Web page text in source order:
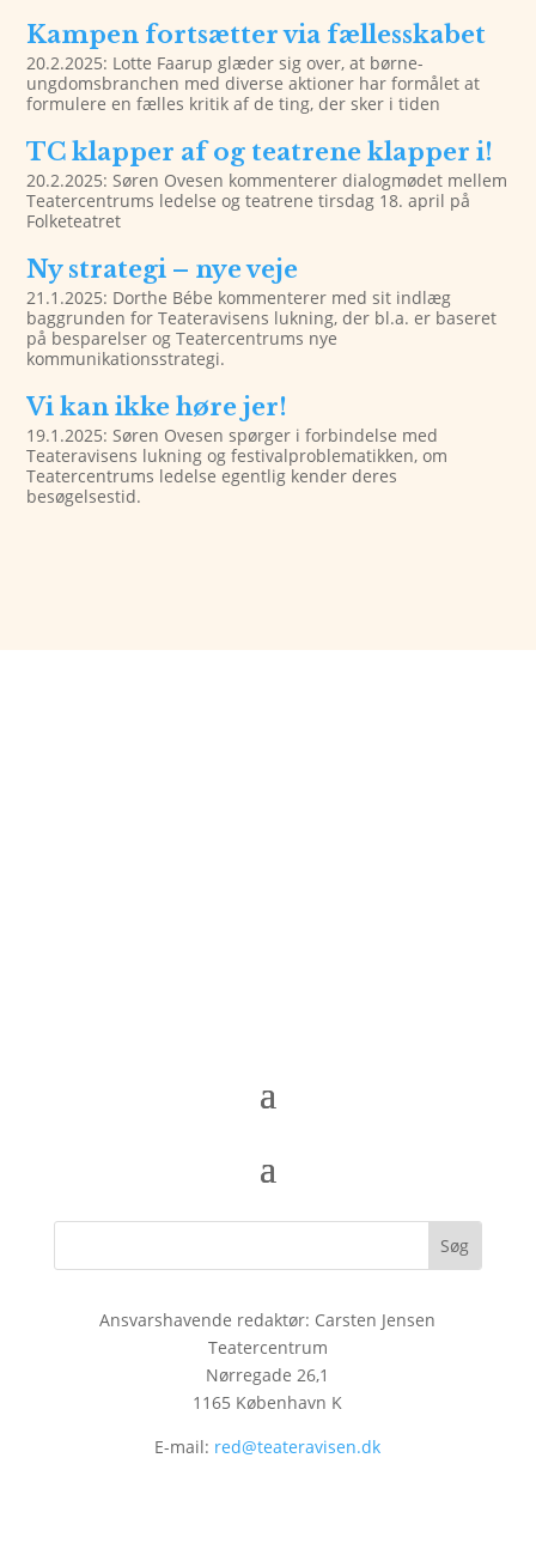
Kampen fortsætter via fællesskabet
20.2.2025: Lotte Faarup glæder sig over, at børne-
ungdomsbranchen med diverse aktioner har formålet at
formulere en fælles kritik af de ting, der sker i tiden
TC klapper af og teatrene klapper i!
20.2.2025: Søren Ovesen kommenterer dialogmødet mellem
Teatercentrums ledelse og teatrene tirsdag 18. april på
Folketeatret
Ny strategi – nye veje
21.1.2025: Dorthe Bébe kommenterer med sit indlæg
baggrunden for Teateravisens lukning, der bl.a. er baseret
på besparelser og Teatercentrums nye
kommunikationsstrategi.
Vi kan ikke høre jer!
19.1.2025: Søren Ovesen spørger i forbindelse med
Teateravisens lukning og festivalproblematikken, om
Teatercentrums ledelse egentlig kender deres
besøgelsestid.
Ansvarshavende redaktør: Carsten Jensen
Teatercentrum
Nørregade 26,1
1165 København K
E-mail: red@teateravisen.dk